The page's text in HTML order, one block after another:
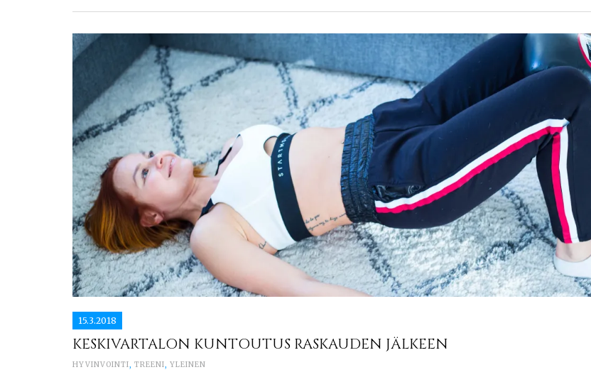
15.3.2018
KESKIVARTALON KUNTOUTUS RASKAUDEN JÄLKEEN
HYVINVOINTI, TREENI, YLEINEN